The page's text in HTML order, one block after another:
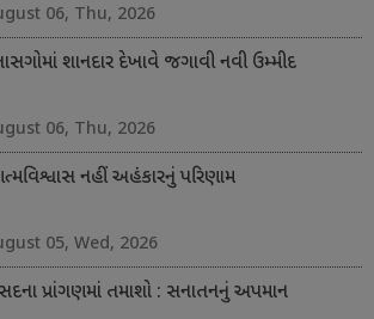
06, Thu, 2026
શાનદાર દેખાવે જગાવી નવી ઉમ્મીદ
06, Thu, 2026
નહીં અહંકારનું પરિણામ
05, Wed, 2026
પ્રાંગણમાં તમાશો : સનાતનનું અપમાન